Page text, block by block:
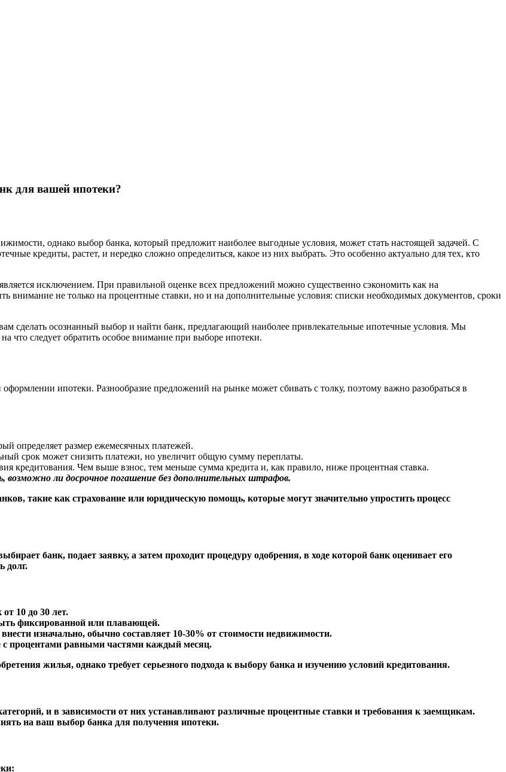
для вашей ипотеки?
однако выбор банка, который предложит наиболее выгодные условия, может стать настоящей задачей. С
кредиты, растет, и нередко сложно определиться, какое из них выбрать. Это особенно актуально для тех, кто
исключением. При правильной оценке всех предложений можно существенно сэкономить как на
внимание не только на процентные ставки, но и на дополнительные условия: списки необходимых документов, сроки
сделать осознанный выбор и найти банк, предлагающий наиболее привлекательные ипотечные условия. Мы
что следует обратить особое внимание при выборе ипотеки.
ипотеки. Разнообразие предложений на рынке может сбивать с толку, поэтому важно разобраться в
определяет размер ежемесячных платежей.
срок может снизить платежи, но увеличит общую сумму переплаты.
кредитования. Чем выше взнос, тем меньше сумма кредита и, как правило, ниже процентная ставка.
ли досрочное погашение без дополнительных штрафов.
такие как страхование или юридическую помощь, которые могут значительно упростить процесс
банк, подает заявку, а затем проходит процедуру одобрения, в ходе которой банк оценивает его
долг.
10 до 30 лет.
фиксированной или плавающей.
изначально, обычно составляет 10-30% от стоимости недвижимости.
с процентами равными частями каждый месяц.
жилья, однако требует серьезного подхода к выбору банка и изучению условий кредитования.
и в зависимости от них устанавливают различные процентные ставки и требования к заемщикам.
на ваш выбор банка для получения ипотеки.